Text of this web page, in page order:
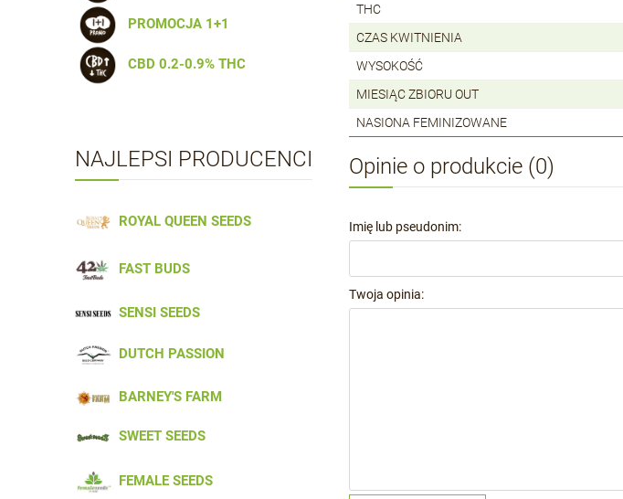
PROMOCJA 1+1
CBD 0.2-0.9% THC
NAJLEPSI PRODUCENCI
ROYAL QUEEN SEEDS
FAST BUDS
SENSI SEEDS
DUTCH PASSION
BARNEY'S FARM
SWEET SEEDS
FEMALE SEEDS
THC
CZAS KWITNIENIA
WYSOKOŚĆ
MIESIĄC ZBIORU OUT
NASIONA FEMINIZOWANE
Opinie o produkcie (0)
Imię lub pseudonim:
Twoja opinia: